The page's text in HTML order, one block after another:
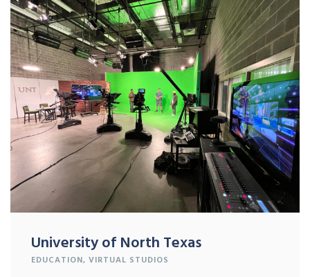
University of North Texas
EDUCATION, VIRTUAL STUDIOS